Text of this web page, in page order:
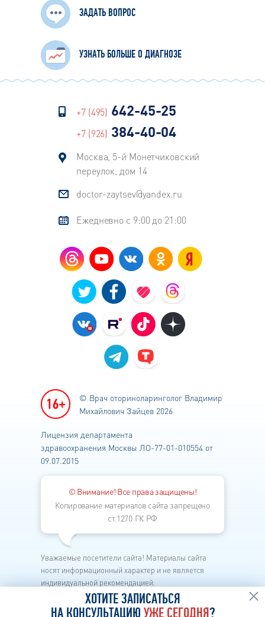
ЗАДАТЬ ВОПРОС
УЗНАТЬ БОЛЬШЕ О ДИАГНОЗЕ
+7 (495) 642-45-25
+7 (926) 384-40-04
Москва, 5-й Монетчиковский
переулок, дом 14
doctor-zaytsev@yandex.ru
Ежедневно с 9:00 до 21:00
© Врач оториноларинголог Владимир
Михайлович Зайцев 2026
Лицензия департамента
здравоохранения Москвы ЛО-77-01-010554 от
09.07.2015
© Внимание! Все права защищены!
Копирование материалов сайта запрещено
ст.1270 ГК РФ
Уважаемые посетители сайта! Материалы сайта
носят информационный характер и не является
индивидуальной рекомендацией.
Каждый метод лечения имеет свои показания и
противопоказания.
ХОТИТЕ ЗАПИСАТЬСЯ
НА КОНСУЛЬТАЦИЮ УЖЕ СЕГОДНЯ?